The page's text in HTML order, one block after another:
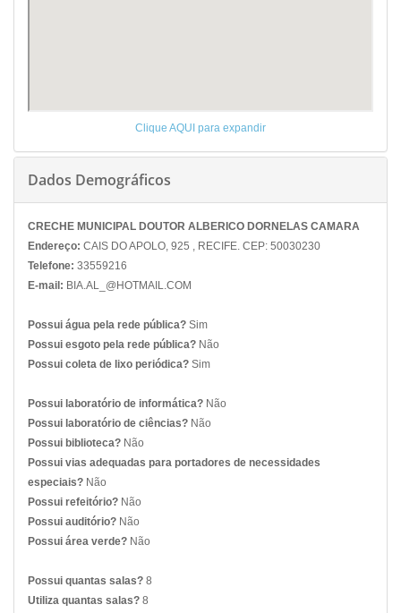
Clique AQUI para expandir
Dados Demográficos
CRECHE MUNICIPAL DOUTOR ALBERICO DORNELAS CAMARA
Endereço: CAIS DO APOLO, 925 , RECIFE. CEP: 50030230
Telefone: 33559216
E-mail: BIA.AL_@HOTMAIL.COM
Possui água pela rede pública? Sim
Possui esgoto pela rede pública? Não
Possui coleta de lixo periódica? Sim
Possui laboratório de informática? Não
Possui laboratório de ciências? Não
Possui biblioteca? Não
Possui vias adequadas para portadores de necessidades
especiais? Não
Possui refeitório? Não
Possui auditório? Não
Possui área verde? Não
Possui quantas salas? 8
Utiliza quantas salas? 8